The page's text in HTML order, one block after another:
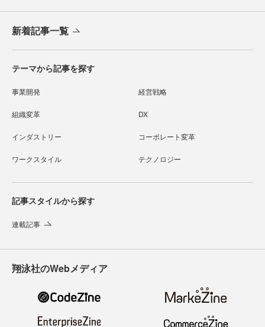
新着記事一覧
テーマから記事を探す
事業開発 経営戦略
組織変革 DX
インダストリー コーポレート変革
ワークスタイル テクノロジー
記事スタイルから探す
連載記事
翔泳社のWebメディア